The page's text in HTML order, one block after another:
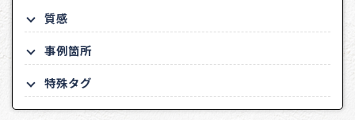
質感
事例箇所
特殊タグ